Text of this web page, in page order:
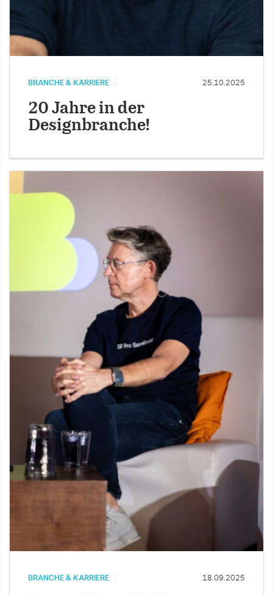
BRANCHE & KARRIERE 25.10.2025
20 Jahre in der
Designbranche!
BRANCHE & KARRIERE 18.09.2025